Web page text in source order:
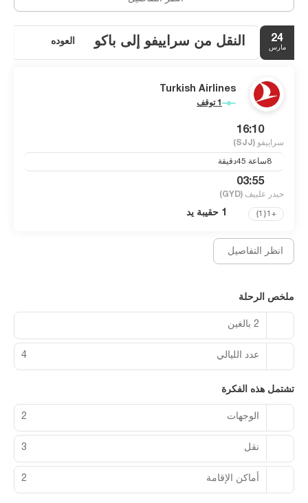
• المتحف التاريخي البوسني. إن العرض المتحرك لحصار سراييفو أمر لا
بد منه - إذا كنت قادرًا على التعامل مع صور المواطنين المشوهين بعد
التقليدي السائد في القرن التاسع عشر، ومجموعة واسعة من الحشرات
والثدييات المحنطة وقسم جيولوجي كبير يضم عينات من جميع أنحاء
24
مارس النقل من سراييفو إلى باكو العوده
Turkish Airlines
1 توقف
16:10
سراييفو (SJJ)
03:55
حيدر علييف (GYD)
+1{1} 1 حقيبة يد
انظر التفاصيل
ملخص الرحلة
2 بالغين
عدد الليالي 4
تشتمل هذه الفكرة
الوجهات 2
نقل 3
أماكن الإقامة 2